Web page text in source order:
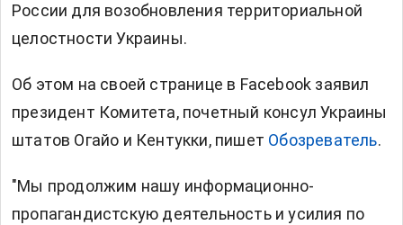
России для возобновления территориальной
целостности Украины.
Об этом на своей странице в Facebook заявил
президент Комитета, почетный консул Украины
штатов Огайо и Кентукки, пишет Обозреватель.
"Мы продолжим нашу информационно-
пропагандистскую деятельность и усилия по